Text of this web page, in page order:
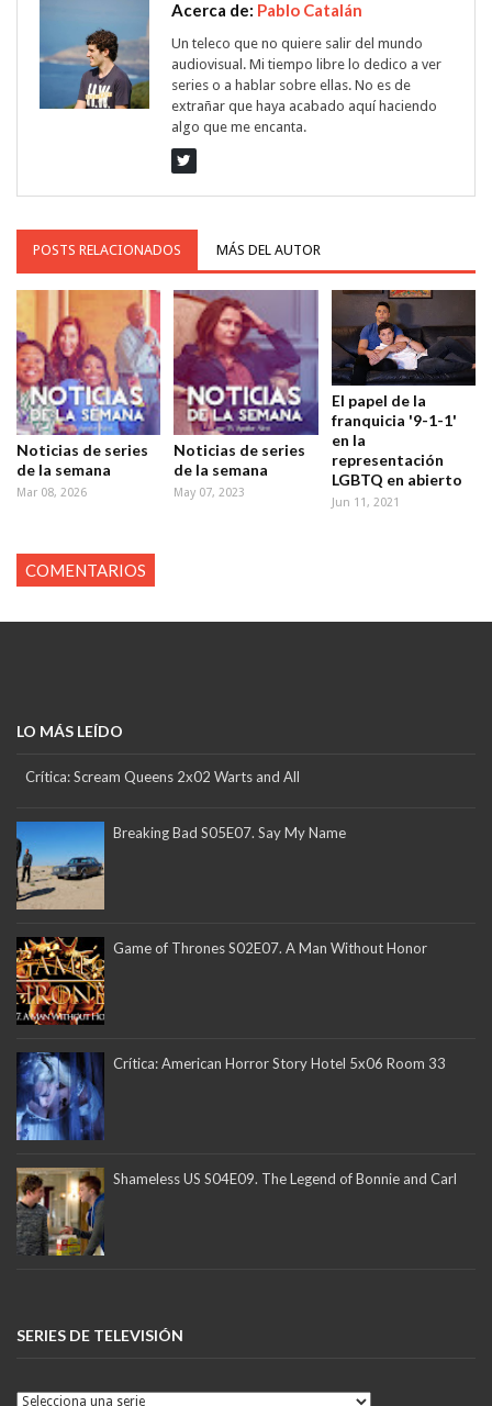
Acerca de: Pablo Catalán
Un teleco que no quiere salir del mundo
audiovisual. Mi tiempo libre lo dedico a ver
series o a hablar sobre ellas. No es de
extrañar que haya acabado aquí haciendo
algo que me encanta.
POSTS RELACIONADOS MÁS DEL AUTOR
Noticias de series
de la semana
Mar 08, 2026
Noticias de series
de la semana
May 07, 2023
El papel de la
franquicia '9-1-1'
en la
representación
LGBTQ en abierto
Jun 11, 2021
COMENTARIOS
LO MÁS LEÍDO
Crítica: Scream Queens 2x02 Warts and All
Breaking Bad S05E07. Say My Name
Game of Thrones S02E07. A Man Without Honor
Crítica: American Horror Story Hotel 5x06 Room 33
Shameless US S04E09. The Legend of Bonnie and Carl
SERIES DE TELEVISIÓN